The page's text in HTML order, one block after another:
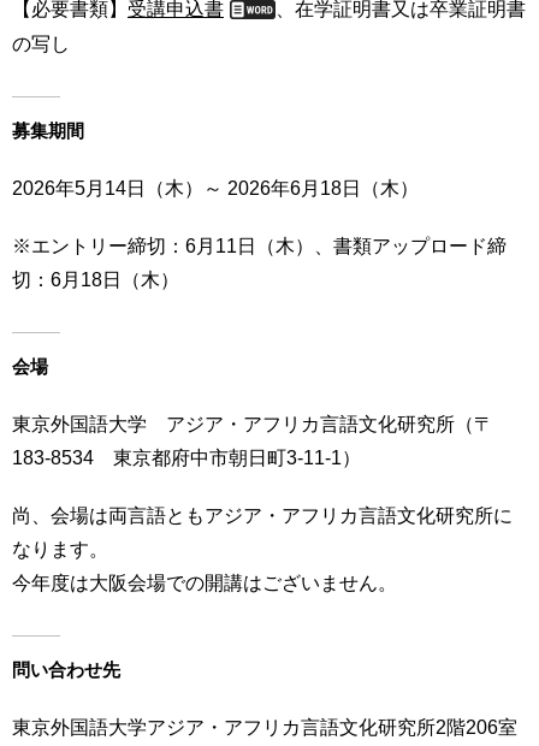
【必要書類】 受講申込書
、在学証明書又は卒業証明書
の写し
募集期間
2026年5月14日（木）～ 2026年6月18日（木）
※エントリー締切：6月11日（木）、書類アップロード締
切：6月18日（木）
会場
東京外国語大学 アジア・アフリカ言語文化研究所（〒
183-8534 東京都府中市朝日町3-11-1）
尚、会場は両言語ともアジア・アフリカ言語文化研究所に
なります。
今年度は大阪会場での開講はございません。
問い合わせ先
東京外国語大学アジア・アフリカ言語文化研究所2階206室